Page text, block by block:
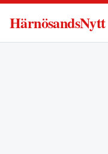
HärnösandsNytt